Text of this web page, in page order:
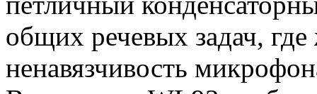
общих речевых задач, где
ненавязчивость